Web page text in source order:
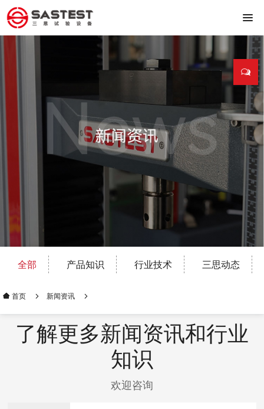
全部 产品知识 行业技术 三思动态
首页 新闻资讯
了解更多新闻资讯和行业
知识
欢迎咨询